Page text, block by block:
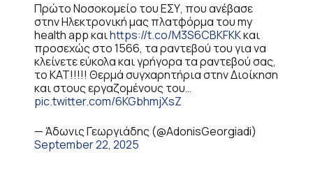
Πρώτο Νοσοκομείο του ΕΣΥ, που ανέβασε
στην Ηλεκτρονική μας πλατφόρμα του my
health app καιhttps://t.co/M3S6CBKFKKκαι
προσεχώς στο 1566, τα ραντεβού του για να
κλείνετε εύκολα και γρήγορα τα ραντεβού σας,
το ΚΑΤ!!!!! Θερμά συγχαρητήρια στην Διοίκηση
και στους εργαζομένους του…
pic.twitter.com/6KGbhmjXsZ
— Άδωνις Γεωργιάδης (@AdonisGeorgiadi)
September 22, 2025